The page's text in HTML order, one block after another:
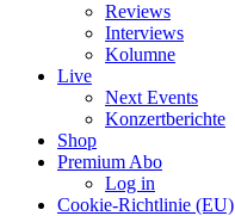
Reviews
Interviews
Kolumne
Live
Next Events
Konzertberichte
Shop
Premium Abo
Log in
Cookie-Richtlinie (EU)